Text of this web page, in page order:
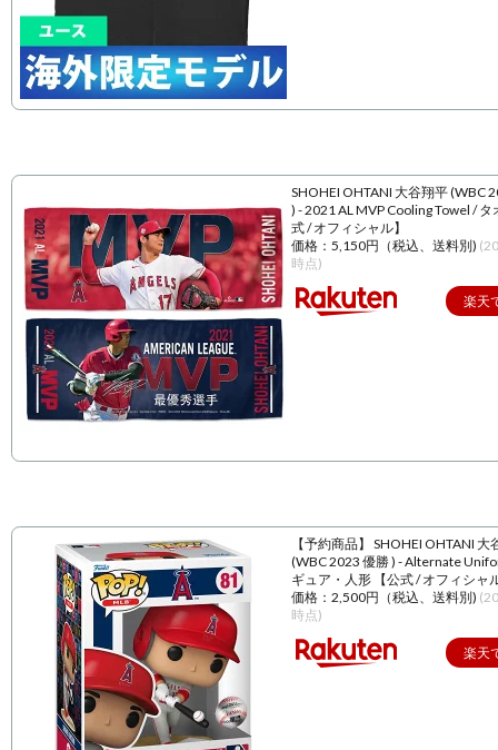
SHOHEI OHTANI 大谷翔平 (WBC
) - 2021 AL MVP Cooling Towel / タ
式 / オフィシャル】
価格：5,150円（税込、送料別)
時点)
楽天
【予約商品】 SHOHEI OHTANI 大
(WBC 2023 優勝 ) - Alternate
ギュア・人形 【公式 / オフィシャ
価格：2,500円（税込、送料別)
時点)
楽天